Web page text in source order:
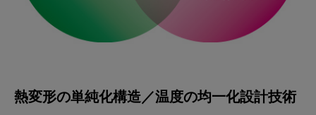
熱変形の単純化構造／温度の均一化設計技術